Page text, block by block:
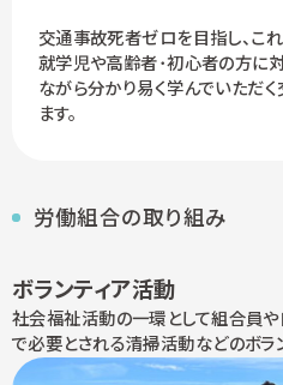
交通事故死者ゼロを目指し、こ
就学児や高齢者･初心者の方に
ながら分かり易く学んでいただ
ます。
労働組合の取り組み
ボランティア活動
社会福祉活動の一環として組合員
で必要とされる清掃活動などのボラ